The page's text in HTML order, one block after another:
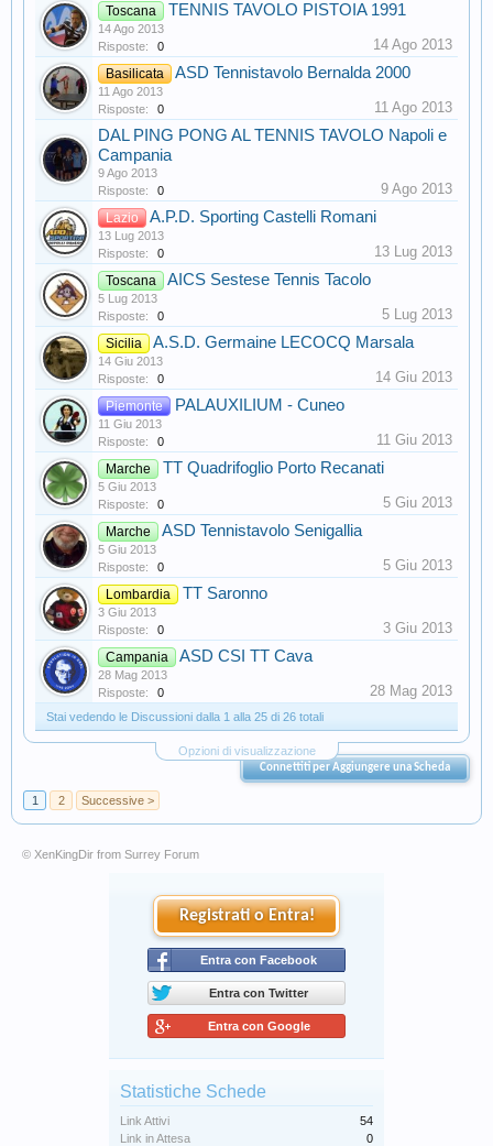
Toscana TENNIS TAVOLO PISTOIA 1991
14 Ago 2013
Risposte:
0 14 Ago 2013
Basilicata ASD Tennistavolo Bernalda 2000
11 Ago 2013
Risposte:
0 11 Ago 2013
DAL PING PONG AL TENNIS TAVOLO Napoli e
Campania
9 Ago 2013
Risposte:
0 9 Ago 2013
Lazio A.P.D. Sporting Castelli Romani
13 Lug 2013
Risposte:
0 13 Lug 2013
Toscana AICS Sestese Tennis Tacolo
5 Lug 2013
Risposte:
0 5 Lug 2013
Sicilia A.S.D. Germaine LECOCQ Marsala
14 Giu 2013
Risposte:
0 14 Giu 2013
Piemonte PALAUXILIUM - Cuneo
11 Giu 2013
Risposte:
0 11 Giu 2013
Marche TT Quadrifoglio Porto Recanati
5 Giu 2013
Risposte:
0 5 Giu 2013
Marche ASD Tennistavolo Senigallia
5 Giu 2013
Risposte:
0 5 Giu 2013
Lombardia TT Saronno
3 Giu 2013
Risposte:
0 3 Giu 2013
Campania ASD CSI TT Cava
28 Mag 2013
Risposte:
0 28 Mag 2013
Stai vedendo le Discussioni dalla 1 alla 25 di 26 totali
Opzioni di visualizzazione
Connettiti per Aggiungere una Scheda
1 2 Successive >
© XenKingDir from Surrey Forum
Registrati o Entra!
Entra con Facebook
Entra con Twitter
Entra con Google
Statistiche Schede
Link Attivi
54
Link in Attesa
0